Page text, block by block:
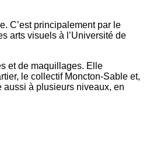
C’est principalement par le
arts visuels à l’Université de
et de maquillages. Elle
le collectif Moncton-Sable et,
aussi à plusieurs niveaux, en